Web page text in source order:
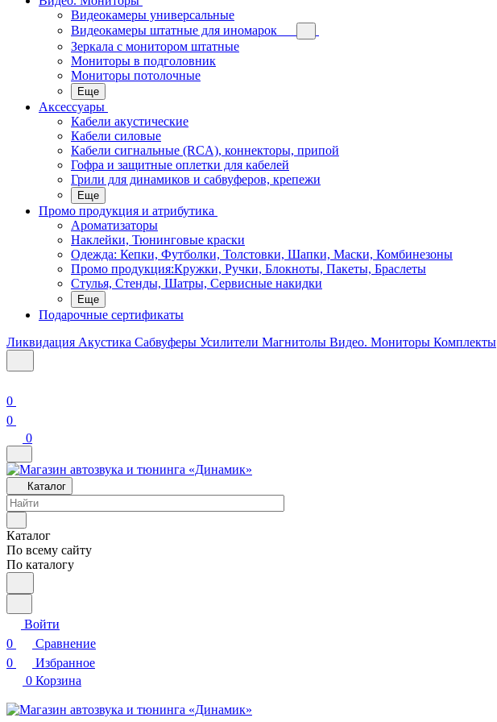
Видеокамеры универсальные
Видеокамеры штатные для иномарок
Зеркала с монитором штатные
Мониторы в подголовник
Мониторы потолочные
Еще
Аксессуары
Кабели акустические
Кабели силовые
Кабели сигнальные (RCA), коннекторы, припой
Гофра и защитные оплетки для кабелей
Грили для динамиков и сабвуферов, крепежи
Еще
Промо продукция и атрибутика
Ароматизаторы
Наклейки, Тюнинговые краски
Одежда: Кепки, Футболки, Толстовки, Шапки, Маски, Комбинезоны
Промо продукция:Кружки, Ручки, Блокноты, Пакеты, Браслеты
Стулья, Стенды, Шатры, Сервисные накидки
Еще
Подарочные сертификаты
Ликвидация Акустика Сабвуферы Усилители Магнитолы Видео. Мониторы Комплекты
0
0
0
Каталог
Каталог
По всему сайту
По каталогу
Войти
0
Сравнение
0
Избранное
0 Корзина